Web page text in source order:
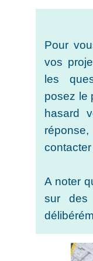
Pour
vos
les
posez le
hasard
A noter
sur des